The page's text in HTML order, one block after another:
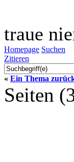
traue
Homepage Suchen
Zitieren
« Ein Thema
Seiten